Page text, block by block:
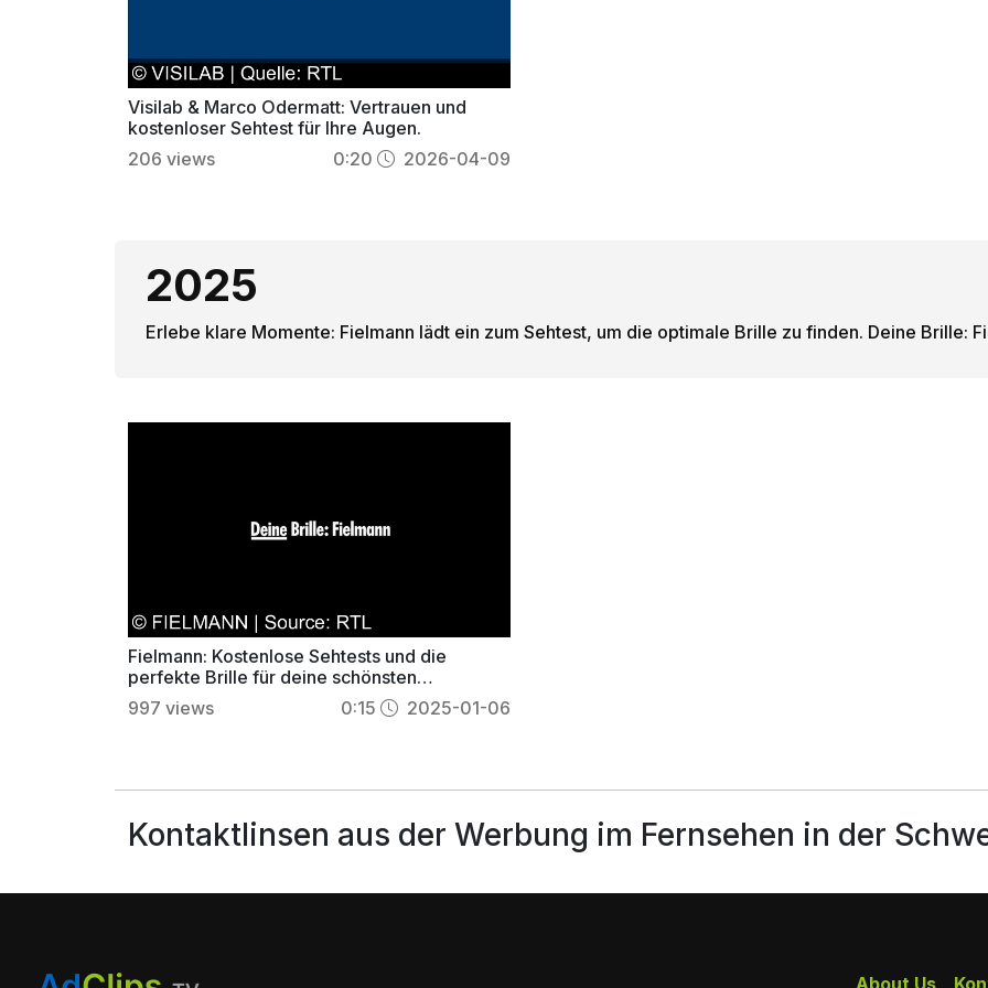
Visilab & Marco Odermatt: Vertrauen und
kostenloser Sehtest für Ihre Augen.
206 views 0:20 2026-04-09
2025
Erlebe klare Momente: Fielmann lädt ein zum Sehtest, um die optimale Brille zu finden. Deine Brille:
Fielmann: Kostenlose Sehtests und die
perfekte Brille für deine schönsten
Lebensmomente!
997 views 0:15 2025-01-06
Kontaktlinsen aus der Werbung im Fernsehen in der
About Us